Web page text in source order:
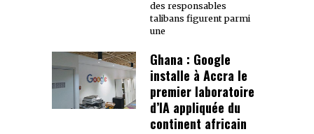
des responsables
talibans figurent parmi
une
Ghana : Google
installe à Accra le
premier laboratoire
d’IA appliquée du
continent africain